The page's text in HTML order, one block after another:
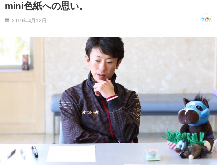
mini色紙への思い。
2019年4月12日